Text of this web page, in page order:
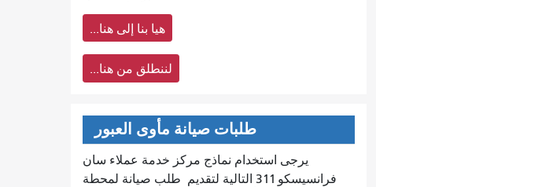
هيا بنا إلى هنا...
لننطلق من هنا...
طلبات صيانة مأوى العبور
يرجى استخدام نماذج مركز خدمة عملاء سان
فرانسيسكو 311 التالية لتقديم
طلب صيانة لمحطة